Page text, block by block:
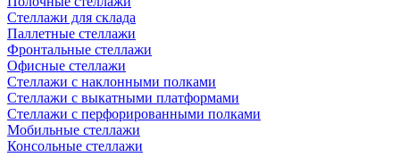
Стеллажи для склада
Паллетные стеллажи
Фронтальные стеллажи
Офисные стеллажи
Стеллажи с наклонными полками
Стеллажи с выкатными платформами
Стеллажи с перфорированными полками
Мобильные стеллажи
Консольные стеллажи